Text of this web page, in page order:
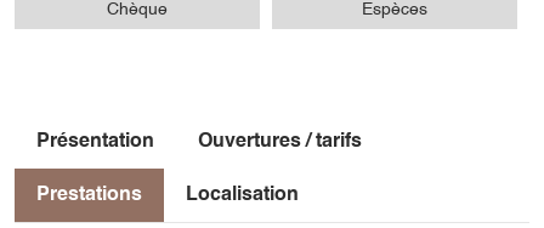
Chèque Espèces
Présentation Ouvertures / tarifs
Prestations Localisation